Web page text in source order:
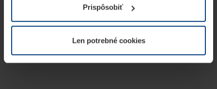
potrebujeme Vaše povolenie. Vaše povolenie môžete
kedykoľvek zmeniť alebo odvolať vo vysvetlení cookie
našej webovej stránky.
Prispôsobiť
Len potrebné cookies